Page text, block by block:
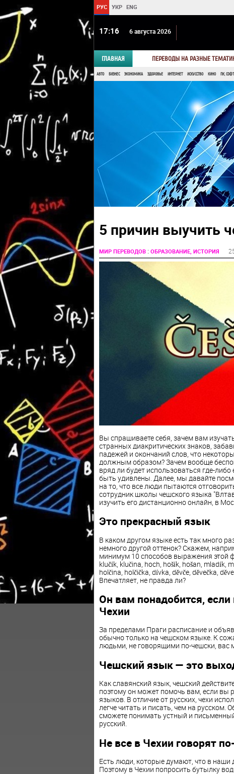
РУС УКР ENG
17 16 6 августа 2026
ГЛАВНАЯ ПЕРЕВОДЫ НА РАЗНЫЕ
АВТО БИЗНЕС ЭКОНОМИКА ЗДОРОВЬЕ ИНТЕРНЕТ ИСКУССТВО КИНО ПК, СОФТ
5 причин выучить
МИР ПЕРЕВОДОВ: ОБРАЗОВАНИЕ, ИСТОРИЯ
Вы спрашиваете себя, зачем вам
странных диакритических знаков,
падежей и окончаний слов, что
должным образом? Зачем вообще
вряд ли будет использоваться где-
быть удивлены. Далее, мы давайте
на то, что все люди пытаются
сотрудник школы чешского языка
изучить его дистанционно онлайн, в
Это прекрасный язык
В каком другом языке есть так много
немного другой оттенок? Скажем,
минимум 10 способов выражения этой
klučík, klučina, hoch, hošík, hošan, mladík,
holčina, holčička, dívka, děvče, děvečka,
Впечатляет, не правда ли?
Он вам понадобится,
Чехии
За пределами Праги расписание и
обычно только на чешском языке. К
людьми, не говорящими по-чешски,
Чешский язык — это
Как славянский язык, чешский
поэтому он может помочь вам, если вы
языков. В отличие от русских, чехи
легче читать и писать, чем на
сможете понимать устный и
русский.
Не все в Чехии говорят
Есть люди, которые думают, что в наши
Поэтому в Чехии попросить бутылку